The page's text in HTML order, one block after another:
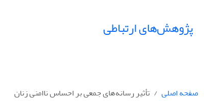
پژوهش‌های ارتباطی
صفحه اصلی تأثیر رسانه‌های جمعی بر احساس ناامنی زنان